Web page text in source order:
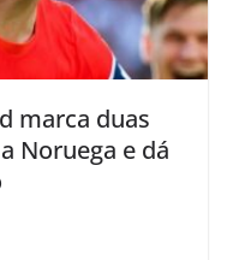
marca duas
Noruega e dá